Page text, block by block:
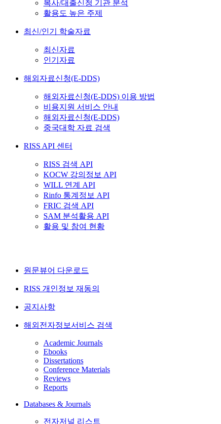
복사/대출신청 기관 분석
활용도 높은 주제
최신/인기 학술자료
최신자료
인기자료
해외자료신청(E-DDS)
해외자료신청(E-DDS) 이용 방법
비용지원 서비스 안내
해외자료신청(E-DDS)
중국대학 자료 검색
RISS API 센터
RISS 검색 API
KOCW 강의정보 API
WILL 연계 API
Rinfo 통계정보 API
FRIC 검색 API
SAM 분석활용 API
활용 및 참여 현황
원문뷰어 다운로드
RISS 개인정보 재동의
공지사항
해외전자정보서비스 검색
Academic Journals
Ebooks
Dissertations
Conference Materials
Reviews
Reports
Databases & Journals
전자저널 리스트